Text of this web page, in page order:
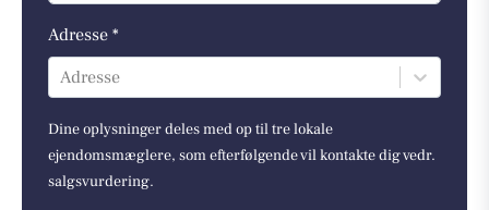
Adresse *
Adresse
Dine oplysninger deles med op til tre lokale
ejendomsmæglere, som efterfølgende vil kontakte dig vedr.
salgsvurdering.